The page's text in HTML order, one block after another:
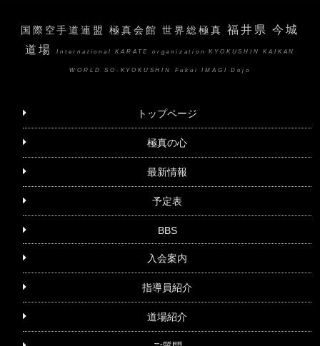
国際空手道連盟 極真会館 世界総極真福井県 今城
道場
International KARATE organization KYOKUSHIN KAIKAN
WORLD SO-KYOKUSHIN Fukui IMAGI Dojo
トップページ
極真の心
最新情報
予定表
BBS
入会案内
指導員紹介
道場紹介